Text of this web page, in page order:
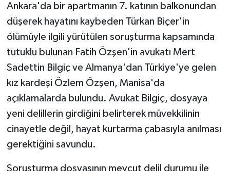
Ankara'da bir apartmanın 7. katının balkonundan
düşerek hayatını kaybeden Türkan Biçer'in
ölümüyle ilgili yürütülen soruşturma kapsamında
tutuklu bulunan Fatih Özşen'in avukatı Mert
Sadettin Bilgiç ve Almanya'dan Türkiye'ye gelen
kız kardeşi Özlem Özşen, Manisa'da
açıklamalarda bulundu. Avukat Bilgiç, dosyaya
yeni delillerin girdiğini belirterek müvekkilinin
cinayetle değil, hayat kurtarma çabasıyla anılması
gerektiğini savundu.
Soruşturma dosyasının mevcut delil durumu ile
Otomobil
POLİTİKA
Sağlık
SİYASET
SPOR HABERLERİ